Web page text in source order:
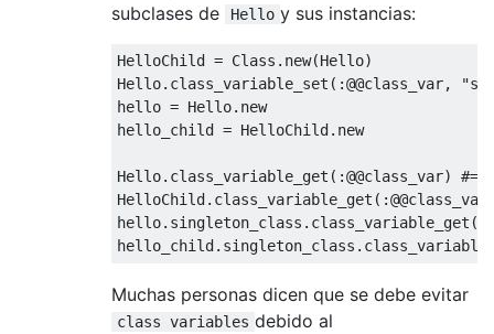
subclases de
Hello y sus instancias:
HelloChild = Class . new(Hello)
Hello. class_variable_set (:@@class_var,
hello = Hello. new
hello_child = HelloChild. new
Hello. class_variable_get (:@@class_var)
HelloChild. class_variable_get (:@@class_var
hello. singleton_class . class_variable_get
hello_child. singleton_class .
Muchas personas dicen que se debe evitar
class variables debido al